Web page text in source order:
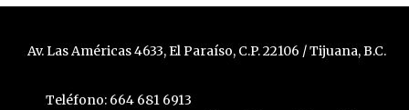
Av. Las Américas 4633, El Paraíso, C.P. 22106 / Tijuana, B.C.
Teléfono: 664 681 6913